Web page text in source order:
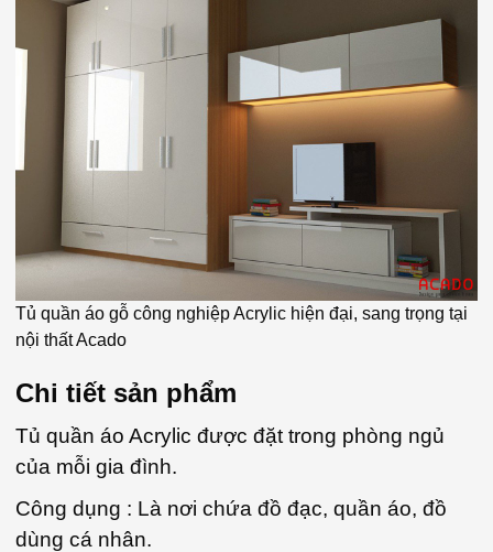
Tủ quần áo gỗ công nghiệp Acrylic hiện đại, sang trọng tại
nội thất Acado
Chi tiết sản phẩm
Tủ quần áo Acrylic được đặt trong phòng ngủ
của mỗi gia đình.
Công dụng : Là nơi chứa đồ đạc, quần áo, đồ
dùng cá nhân.